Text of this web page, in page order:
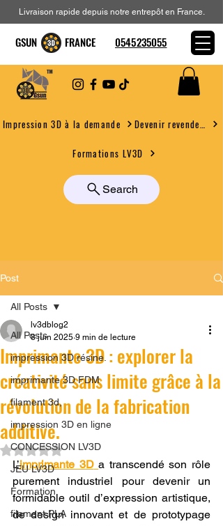
Impression 3D à la demande
Formations LV3D
Search
Livraison rapide depuis notre entrepôt en France.
GSUN FRANCE 0545235055
Post
All Posts
impression 3D résine.
imprimante 3D FDM
filament 3d,
impression 3D en ligne
CONCESSION LV3D
JEU LV3D
Formation
filament PLA
All Posts
Imprimante 3D : explorer la
créativité sans limite grâce à la
révolution de la fabrication
additive.
lv3dblog2
8 juin 2025 9 min de lecture
Noté NaN étoiles sur 5.
L’imprimante 3D a transcendé son rôle
purement industriel pour devenir un
formidable outil d’expression artistique,
de design innovant et de prototypage